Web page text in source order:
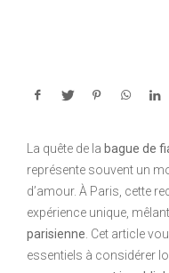
La quête de la bague de
représente souvent un
d’amour. À Paris, cette
expérience unique,
parisienne . Cet article
essentiels à considérer